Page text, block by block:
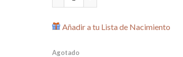
Añadir a tu Lista de Nacimiento
Agotado